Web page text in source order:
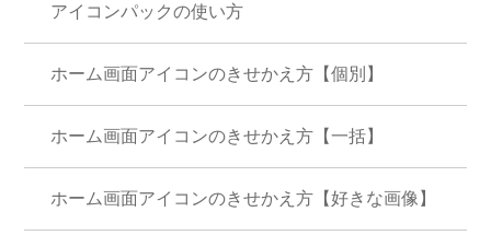
アイコンパックの使い方
ホーム画面アイコンのきせかえ方【個別】
ホーム画面アイコンのきせかえ方【一括】
ホーム画面アイコンのきせかえ方【好きな画像】